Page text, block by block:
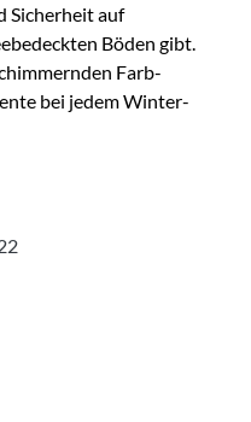
Sicherheit auf
Böden gibt.
Farb-
bei jedem Winter-